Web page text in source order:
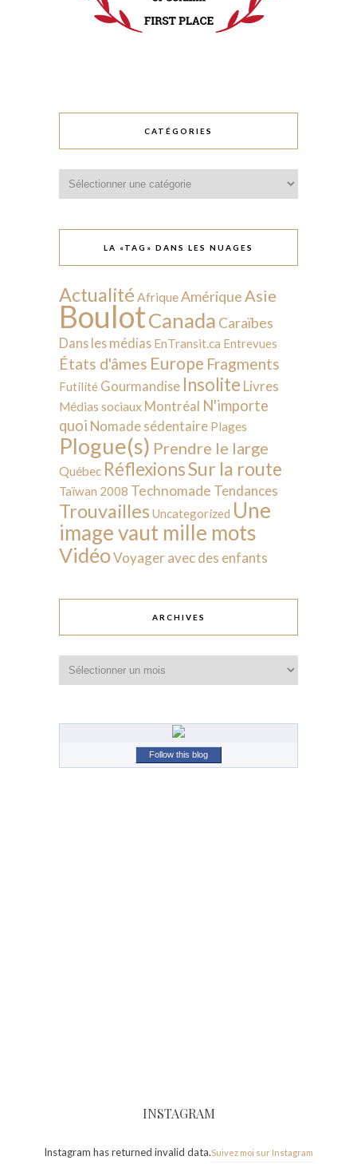
CATÉGORIES
LA «TAG» DANS LES NUAGES
Actualité AfriqueAmérique Asie
BoulotCanada Caraïbes
Dans les médias EnTransit.ca Entrevues
États d'âmes Europe Fragments
Futilité Gourmandise Insolite Livres
Médias sociaux Montréal N'importe
quoi Nomade sédentaire Plages
Plogue(s) Prendre le large
Québec RéflexionsSur la route
Taïwan 2008 Technomade Tendances
Trouvailles Uncategorized Une
image vaut mille mots
VidéoVoyager avec des enfants
ARCHIVES
Follow this blog
INSTAGRAM
Instagram has returned invalid data.Suivez moi sur Instagram